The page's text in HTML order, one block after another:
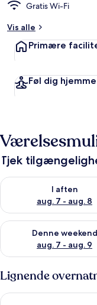
Gratis Wi-Fi
Vis alle
Primære
Føl dig hjemme
Tjek
I aften
aug. 7 - aug. 8
Tjek tilgængelighed
Denne weekend
aug. 7 - aug. 9
Tjek tilgængelighed
Lignende
Cottages at the Lugger